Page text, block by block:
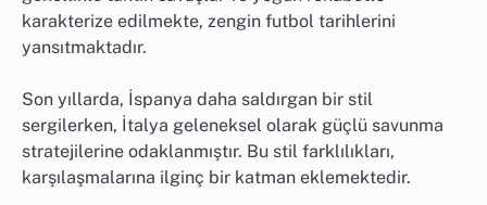
karakterize edilmekte, zengin futbol tarihlerini
yansıtmaktadır.
Son yıllarda, İspanya daha saldırgan bir stil
sergilerken, İtalya geleneksel olarak güçlü savunma
stratejilerine odaklanmıştır. Bu stil farklılıkları,
karşılaşmalarına ilginç bir katman eklemektedir.